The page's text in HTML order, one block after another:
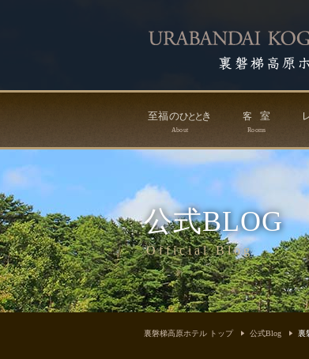
公式BLOG
Official Blog
至福のひととき
About
客室
Rooms
裏磐梯高原ホテル トップ 公式Blog 裏